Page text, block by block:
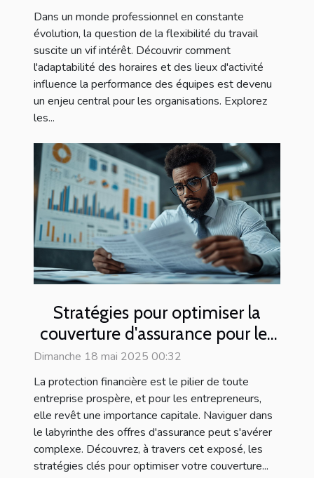
Dans un monde professionnel en constante
évolution, la question de la flexibilité du travail
suscite un vif intérêt. Découvrir comment
l'adaptabilité des horaires et des lieux d'activité
influence la performance des équipes est devenu
un enjeu central pour les organisations. Explorez
les...
Stratégies pour optimiser la
couverture d'assurance pour les
entrepreneurs
Dimanche 18 mai 2025 00:32
La protection financière est le pilier de toute
entreprise prospère, et pour les entrepreneurs,
elle revêt une importance capitale. Naviguer dans
le labyrinthe des offres d'assurance peut s'avérer
complexe. Découvrez, à travers cet exposé, les
stratégies clés pour optimiser votre couverture...